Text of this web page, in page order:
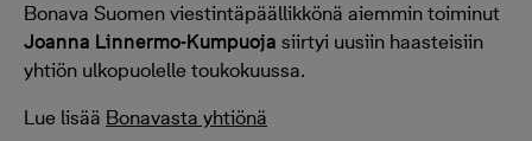
Bonava Suomen viestintäpäällikkönä aiemmin toiminut
Joanna Linnermo-Kumpuoja siirtyi uusiin haasteisiin
yhtiön ulkopuolelle toukokuussa.
Lue lisää Bonavasta yhtiönä